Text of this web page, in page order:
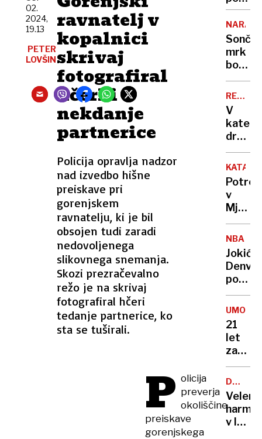
ravnatelj v
kopalnici
skrivaj
fotografiral
hčerki
nekdanje
partnerice
Policija opravlja nadzor
nad izvedbo hišne
preiskave pri
gorenjskem
ravnatelju, ki je bil
obsojen tudi zaradi
nedovoljenega
slikovnega snemanja.
Skozi prezračevalno
režo je na skrivaj
fotografiral hčeri
tedanje partnerice, ko
sta se tuširali.
02.
2024,
19.13
PETER
LOVŠIN
P olicija
preverja
okoliščine
preiskave
gorenjskega
z
morja
nas
bo
lovil
NARAVA
mrk
bodo
ovirali
oblaki
PET
V
živijo
ljudje
z
IQ in
kje
smo
Potres
v
že
več
kot
1000
žrtev
NBA
Jokić
Denver
do
nove
zmage
UMOR
21
let
Bančni
s
pasom
zadavil
ženo
v lov